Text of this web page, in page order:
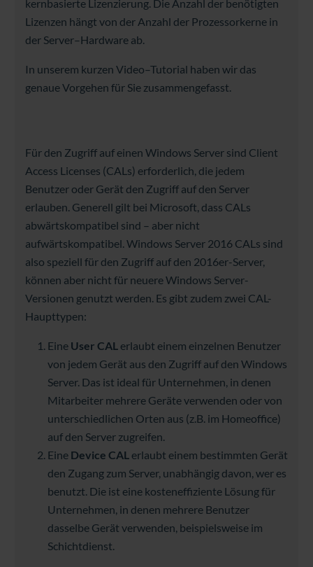
kernbasierte Lizenzierung Die Anzahl der benötigten
Lizenzen hängt von der Anzahl der Prozessorkerne in
der Server–Hardware ab
In unserem kurzen Video–Tutorial haben wir das
genaueVorgehen für Sie zusammengefasst
Für den Zugriff auf einen Windows Server sind Client
Access Licenses (CALs) erforderlich, die jedem
Benutzer oder Gerät den Zugriff auf den Server
erlauben. Generell gilt bei Microsoft, dass CALs
abwärtskompatibel sind – aber nicht
aufwärtskompatibel. Windows Server 2016 CALs sind
also speziell für den Zugriff auf den 2016er-Server,
können aber nicht für neuere Windows Server-
Versionen genutzt werden. Es gibt zudem zwei CAL-
Haupttypen:
Eine User CAL erlaubt einem einzelnen Benutzer
von jedem Gerät aus den Zugriff auf den Windows
Server. Das ist ideal für Unternehmen, in denen
Mitarbeiter mehrere Geräte verwenden oder von
unterschiedlichen Orten aus (z.B. im Homeoffice)
auf den Server zugreifen.
Eine Device CAL erlaubt einem bestimmten Gerät
den Zugang zum Server, unabhängig davon, wer es
benutzt. Die ist eine kosteneffiziente Lösung für
Unternehmen, in denen mehrere Benutzer
dasselbe Gerät verwenden, beispielsweise im
Schichtdienst.